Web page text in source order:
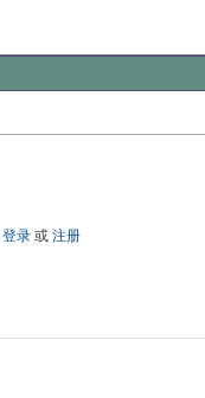
登录或 注册